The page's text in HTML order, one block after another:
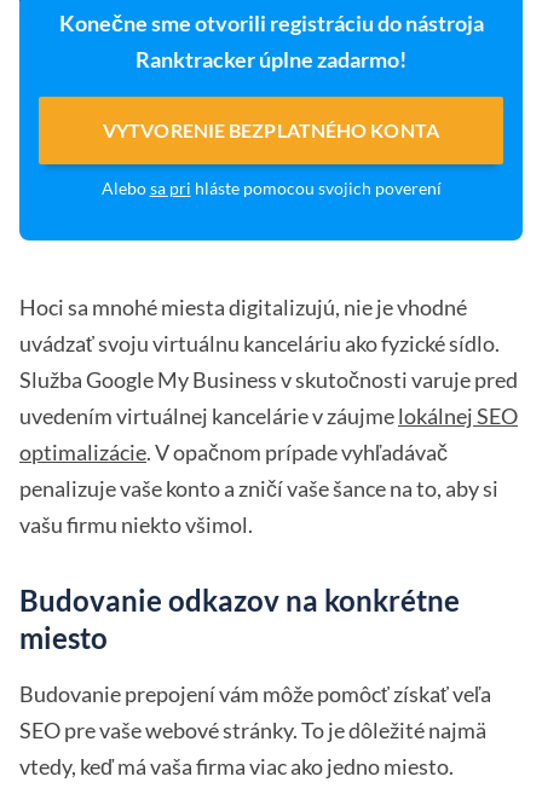
Konečne sme otvorili registráciu do nástroja
Ranktracker úplne zadarmo!
VYTVORENIE BEZPLATNÉHO KONTA
Alebosa pri hláste pomocou svojich poverení
Hoci sa mnohé miesta digitalizujú, nie je vhodné
uvádzať svoju virtuálnu kanceláriu ako fyzické sídlo.
Služba Google My Business v skutočnosti varuje pred
uvedením virtuálnej kancelárie v záujmelokálnej SEO
optimalizácie. V opačnom prípade vyhľadávač
penalizuje vaše konto a zničí vaše šance na to, aby si
vašu firmu niekto všimol.
Budovanie odkazov na konkrétne
miesto
Budovanie prepojení vám môže pomôcť získať veľa
SEO pre vaše webové stránky. To je dôležité najmä
vtedy, keď má vaša firma viac ako jedno miesto.